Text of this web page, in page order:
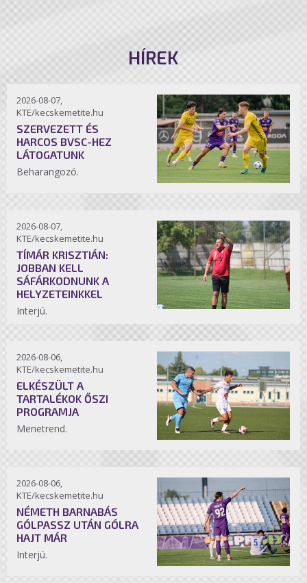
HÍREK
2026-08-07,
KTE/kecskemetite.hu
SZERVEZETT ÉS
HARCOS BVSC-HEZ
LÁTOGATUNK
Beharangozó.
2026-08-07,
KTE/kecskemetite.hu
TÍMÁR KRISZTIÁN:
JOBBAN KELL
SÁFÁRKODNUNK A
HELYZETEINKKEL
Interjú.
2026-08-06,
KTE/kecskemetite.hu
ELKÉSZÜLT A
TARTALÉKOK ŐSZI
PROGRAMJA
Menetrend.
2026-08-06,
KTE/kecskemetite.hu
NÉMETH BARNABÁS
GÓLPASSZ UTÁN GÓLRA
HAJT MÁR
Interjú.